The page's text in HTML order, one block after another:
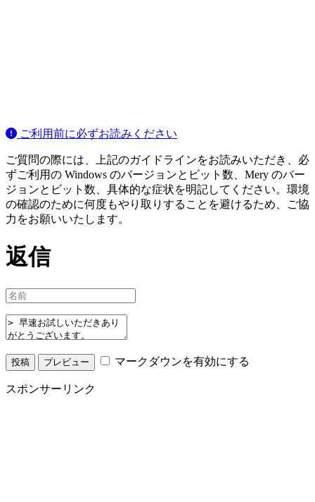
ご利用前に必ずお読みください
ご質問の際には、上記のガイドラインをお読みいただき、必
ずご利用の Windows のバージョンとビット数、Mery のバー
ジョンとビット数、具体的な症状を明記してください。環境
の確認のために何度もやり取りすることを避けるため、ご協
力をお願いいたします。
返信
マークダウンを有効にする
スポンサーリンク